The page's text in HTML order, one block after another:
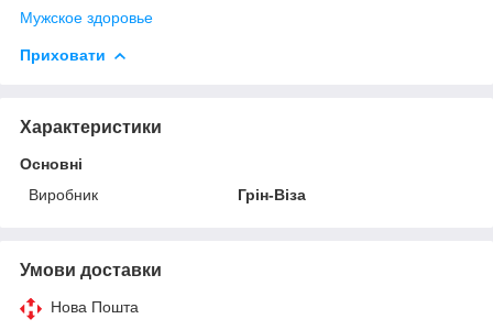
Мужское здоровье
Приховати
Характеристики
Основні
Виробник
Грін-Віза
Умови доставки
Нова Пошта